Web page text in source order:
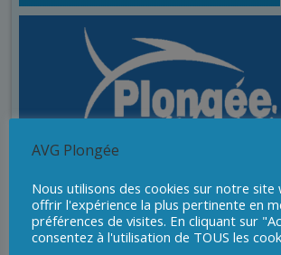
AVG Plongée
Nous utilisons des cookies sur notre site
offrir l'expérience la plus pertinente en
préférences de visites. En cliquant sur
consentez à l'utilisation de TOUS les